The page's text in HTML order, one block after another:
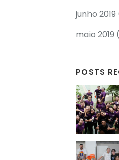
junho 2019
maio 2019
POSTS